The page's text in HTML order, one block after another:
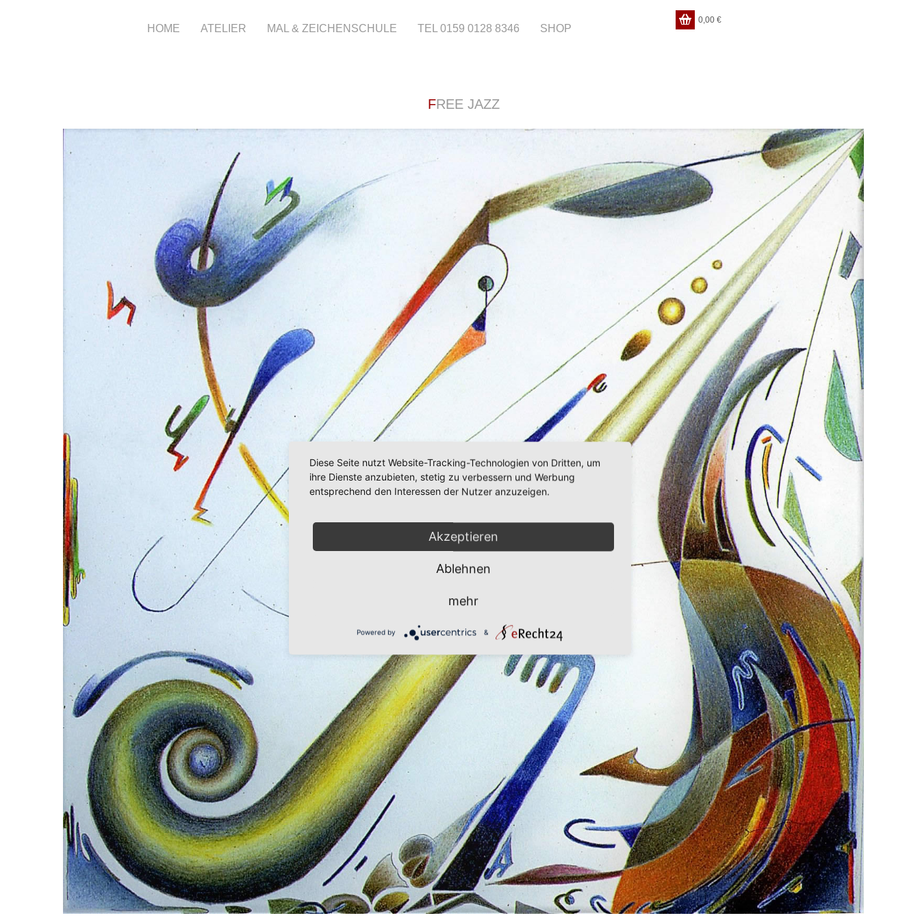
HOME ATELIER MAL & ZEICHENSCHULE TEL 0159 0128 8346 SHOP
0,00 €
FREE JAZZ
Diese Seite nutzt Website-Tracking-Technologien von Dritten, um
ihre Dienste anzubieten, stetig zu verbessern und Werbung
entsprechend den Interessen der Nutzer anzuzeigen.
Akzeptieren
Ablehnen
mehr
Powered by &